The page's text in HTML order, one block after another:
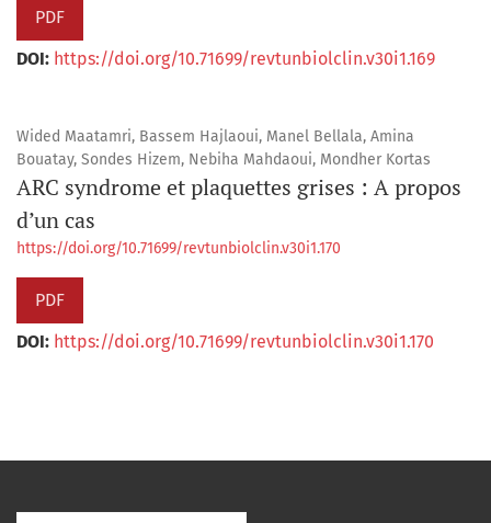
PDF
DOI: https://doi.org/10.71699/revtunbiolclin.v30i1.169
Wided Maatamri, Bassem Hajlaoui, Manel Bellala, Amina
Bouatay, Sondes Hizem, Nebiha Mahdaoui, Mondher Kortas
ARC syndrome et plaquettes grises : A propos
d’un cas
https://doi.org/10.71699/revtunbiolclin.v30i1.170
PDF
DOI: https://doi.org/10.71699/revtunbiolclin.v30i1.170